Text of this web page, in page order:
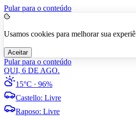
Pular para o conteúdo
Usamos cookies para melhorar sua
Aceitar
Pular para o conteúdo
QUI, 6 DE AGO.
15°C · 96%
Castello: Livre
Raposo: Livre